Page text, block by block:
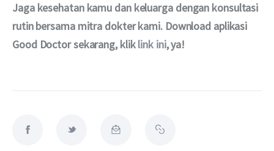
Jaga kesehatan kamu dan keluarga dengan konsultasi
rutin bersama mitra dokter kami. Download aplikasi
Good Doctor sekarang, klik link ini, ya!